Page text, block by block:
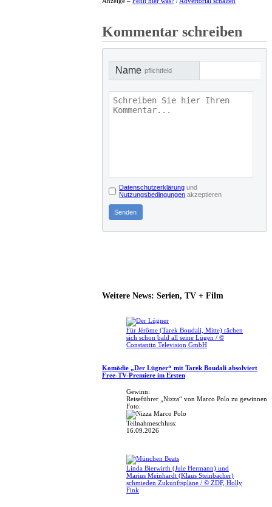
Kommentar schreiben
Name pflichtfeld
Datenschutzerklärung und
Nutzungsbedingungen akzeptieren
Senden
Weitere News: Serien, TV + Film
Für Jérôme (Tarek Boudali, Mitte) rächen
sich schon bald all seine Lügen / ©
Constantin Television GmbH
Komödie „Der Lügner“ mit Tarek Boudali absolviert
Free-TV-Premiere im Ersten
Gewinn:
Reiseführer „Nizza“ von Marco Polo zu gewinnen
Foto:
Teilnahmeschluss:
16.09.2026
Linda Bierwirth (Jule Hermann) und
Marius Meinhardt (Klaus Steinbacher)
schmieden Zukunftspläne / © ZDF, Holly
Fink